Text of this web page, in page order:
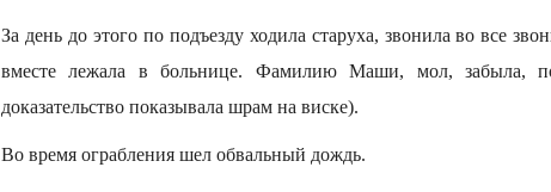
За день до этого по подъезду ходила старуха, звонила во все
вместе лежала в больнице. Фамилию Маши, мол, забыла,
доказательство показывала шрам на виске).
Во время ограбления шел обвальный дождь.